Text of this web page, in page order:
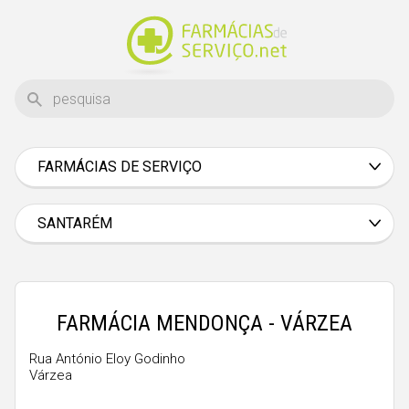
FARMÁCIAS DE SERVIÇO
Braga
Bragança
Castelo Branco
Évora
SANTARÉM
FARMÁCIA MENDONÇA - VÁRZEA
Rua António Eloy Godinho
Várzea